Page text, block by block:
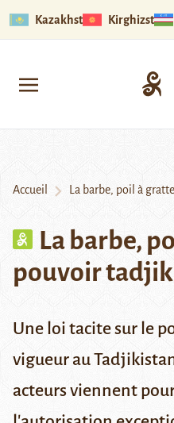
Kazakhstan Kirghizstan
Accueil La barbe, poil à
La barbe,
pouvoir tadjik
Une loi tacite sur le
vigueur au
acteurs viennent